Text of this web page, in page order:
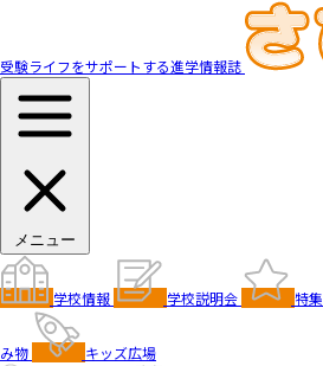
受験ライフをサポートする進学情報誌
メニュー
学校情報 学校説明会 特集
み物
キッズ広場